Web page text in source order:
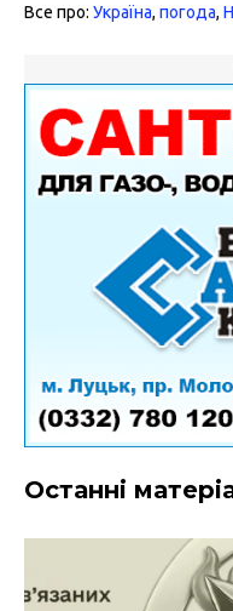
Все про: Україна, погода,
Останні